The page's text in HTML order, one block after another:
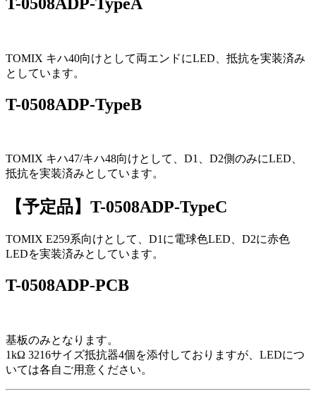
TOMIX キハ40向けとして両エンドにLED、抵抗を実装済み
としています。
T-0508ADP-TypeB
TOMIX キハ47/キハ48向けとして、D1、D2側のみにLED、
抵抗を実装済みとしています。
【予定品】T-0508ADP-TypeC
TOMIX E259系向けとして、D1に電球色LED、D2に赤色
LEDを実装済みとしています。
T-0508ADP-PCB
基板のみとなります。
1kΩ 3216サイズ抵抗器4個を添付しておりますが、LEDにつ
いては各自ご用意ください。